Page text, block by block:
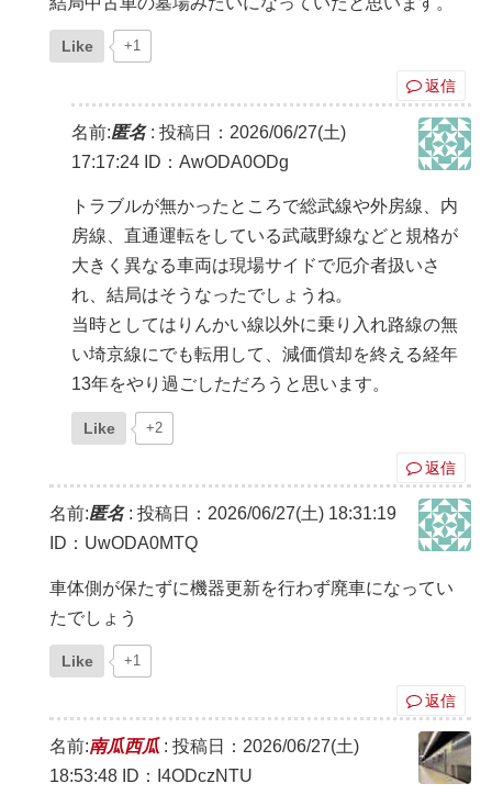
Like +1
返信
名前:匿名: 投稿日：2026/06/27(土)
17:17:24 ID：AwODA0ODg
トラブルが無かったところで総武線や外房線、内
房線、直通運転をしている武蔵野線などと規格が
大きく異なる車両は現場サイドで厄介者扱いさ
れ、結局はそうなったでしょうね。
当時としてはりんかい線以外に乗り入れ路線の無
い埼京線にでも転用して、減価償却を終える経年
13年をやり過ごしただろうと思います。
Like +2
返信
名前:匿名: 投稿日：2026/06/27(土) 18:31:19
ID：UwODA0MTQ
車体側が保たずに機器更新を行わず廃車になってい
たでしょう
Like +1
返信
名前:南瓜西瓜 : 投稿日：2026/06/27(土)
18:53:48 ID：I4ODczNTU